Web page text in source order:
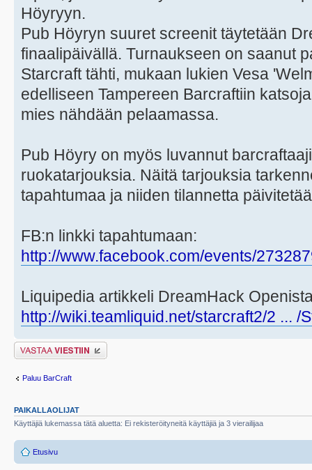
Höyryyn.
Pub Höyryn suuret screenit täytetään
finaalipäivällä. Turnaukseen on saanut
Starcraft tähti, mukaan lukien Vesa
edelliseen Tampereen Barcraftiin
mies nähdään pelaamassa.
Pub Höyry on myös luvannut
ruokatarjouksia. Näitä tarjouksia
tapahtumaa ja niiden tilannetta
FB:n linkki tapahtumaan:
http://www.facebook.com/events/
Liquipedia artikkeli DreamHack
http://wiki.teamliquid.net/starcraft2/2 ... /
Lähetä vastaus
Paluu BarCraft
PAIKALLAOLIJAT
Käyttäjiä lukemassa tätä aluetta: Ei rekisteröityneitä käyttäjiä ja 3 vierailijaa
Etusivu